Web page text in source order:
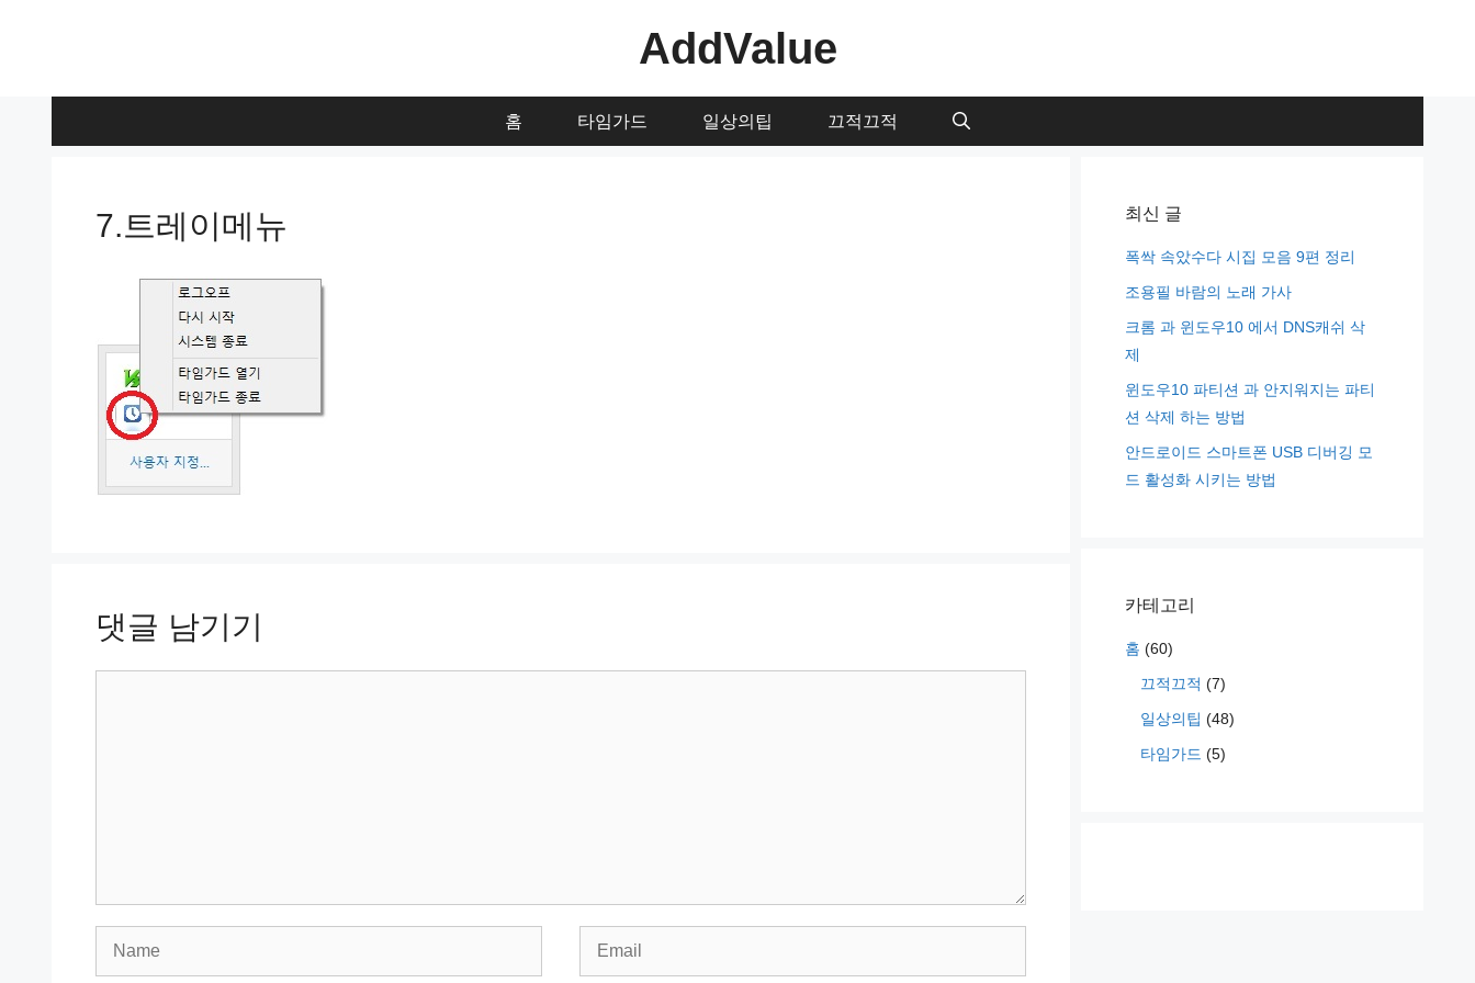
AddValue
홈 타임가드 일상의팁 끄적끄적
7.트레이메뉴
댓글 남기기
Name
최신 글
폭싹 속았수다 시집 모음 9편 정리
조용필 바람의 노래 가사
크롬 과 윈도우10 에서 DNS캐쉬 삭
제
윈도우10 파티션 과 안지워지는 파티
션 삭제 하는 방법
안드로이드 스마트폰 USB 디버깅 모
드 활성화 시키는 방법
카테고리
홈 (60)
끄적끄적 (7)
일상의팁 (48)
타임가드 (5)